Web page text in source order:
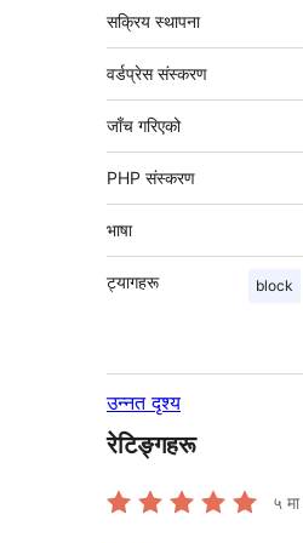
सक्रिय स्थापना
वर्डप्रेस संस्करण
जाँच गरिएको
PHP संस्करण
भाषा
ट्यागहरू block
उन्नत दृश्य
रेटिङ्गहरू
५ मा